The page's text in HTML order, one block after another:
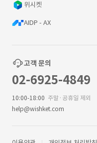
위시켓
AIDP - AX
고객 문의
02-6925-4849
10:00-18:00 주말·공휴일 제외
help@wishket.com